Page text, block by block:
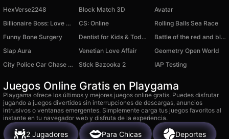
HexVerse2248 Block Match 3D
Avatar
Billionaire Boss: Love Story
CS: Online
Rolling Balls Sea Race
Funny Bone Surgery
Dentist for Kids & Toddlers for 2-5 Years Old
Battle of the red and blue agents
Slap Aura
Venetian Love Affair
Geometry Open World
City Police Car Chase Game
Stick Bazooka 2 IAP Testing
Juegos Online Gratis en Playgama
Playgama ofrece los últimos y mejores juegos online gratis. Puedes disfrutar
jugando a juegos divertidos sin interrupciones de descargas, anuncios
intrusivos o ventanas emergentes. Simplemente carga tus juegos favoritos al
instante en tu navegador web y disfruta de la experiencia.
2 Jugadores Para Chicas Deportes